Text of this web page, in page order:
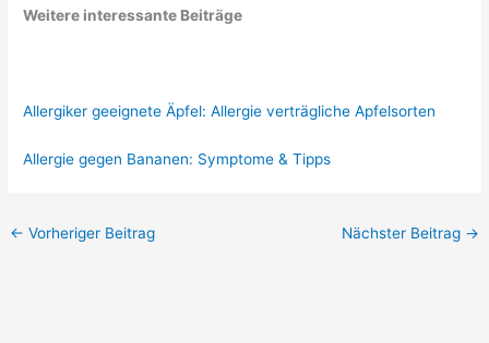
Weitere interessante Beiträge
Allergiker geeignete Äpfel: Allergie verträgliche Apfelsorten
Allergie gegen Bananen: Symptome & Tipps
← Vorheriger Beitrag Nächster Beitrag →